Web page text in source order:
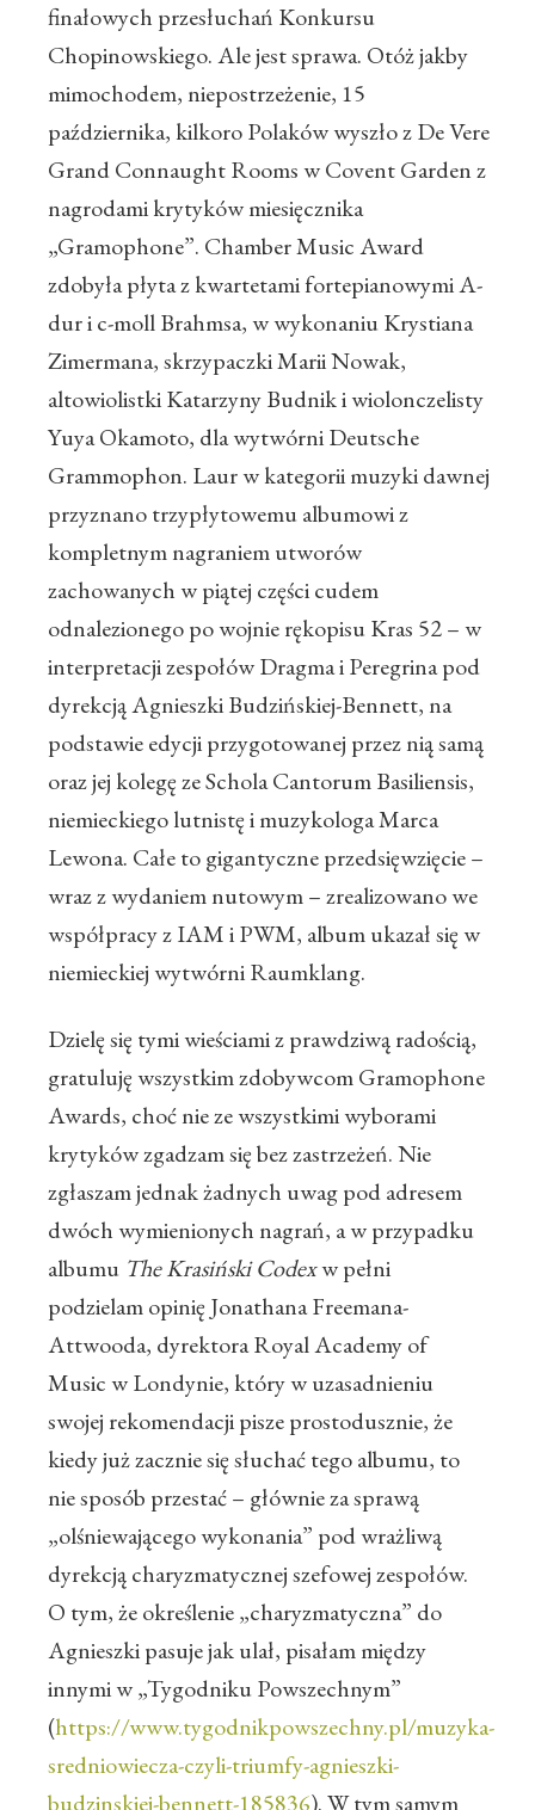
finałowych przesłuchań Konkursu
Chopinowskiego. Ale jest sprawa. Otóż jakby
mimochodem, niepostrzeżenie, 15
października, kilkoro Polaków wyszło z De Vere
Grand Connaught Rooms w Covent Garden z
nagrodami krytyków miesięcznika
„Gramophone”. Chamber Music Award
zdobyła płyta z kwartetami fortepianowymi A-
dur i c-moll Brahmsa, w wykonaniu Krystiana
Zimermana, skrzypaczki Marii Nowak,
altowiolistki Katarzyny Budnik i wiolonczelisty
Yuya Okamoto, dla wytwórni Deutsche
Grammophon. Laur w kategorii muzyki dawnej
przyznano trzypłytowemu albumowi z
kompletnym nagraniem utworów
zachowanych w piątej części cudem
odnalezionego po wojnie rękopisu Kras 52 – w
interpretacji zespołów Dragma i Peregrina pod
dyrekcją Agnieszki Budzińskiej-Bennett, na
podstawie edycji przygotowanej przez nią samą
oraz jej kolegę ze Schola Cantorum Basiliensis,
niemieckiego lutnistę i muzykologa Marca
Lewona. Całe to gigantyczne przedsięwzięcie –
wraz z wydaniem nutowym – zrealizowano we
współpracy z IAM i PWM, album ukazał się w
niemieckiej wytwórni Raumklang.
Dzielę się tymi wieściami z prawdziwą radością,
gratuluję wszystkim zdobywcom Gramophone
Awards, choć nie ze wszystkimi wyborami
krytyków zgadzam się bez zastrzeżeń. Nie
zgłaszam jednak żadnych uwag pod adresem
dwóch wymienionych nagrań, a w przypadku
albumu The Krasiński Codexw pełni
podzielam opinię Jonathana Freemana-
Attwooda, dyrektora Royal Academy of
Music w Londynie, który w uzasadnieniu
swojej rekomendacji pisze prostodusznie, że
kiedy już zacznie się słuchać tego albumu, to
nie sposób przestać – głównie za sprawą
„olśniewającego wykonania” pod wrażliwą
dyrekcją charyzmatycznej szefowej zespołów.
O tym, że określenie „charyzmatyczna” do
Agnieszki pasuje jak ulał, pisałam między
innymi w „Tygodniku Powszechnym”
(https://www.tygodnikpowszechny.pl/muzyka-
sredniowiecza-czyli-triumfy-agnieszki-
budzinskiej-bennett-185836). W tym samym